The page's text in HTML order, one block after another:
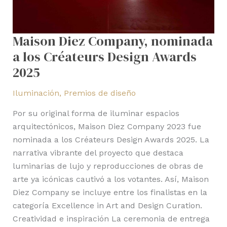
Maison Diez Company, nominada
a los Créateurs Design Awards
2025
Iluminación, Premios de diseño
Por su original forma de iluminar espacios
arquitectónicos, Maison Diez Company 2023 fue
nominada a los Créateurs Design Awards 2025. La
narrativa vibrante del proyecto que destaca
luminarias de lujo y reproducciones de obras de
arte ya icónicas cautivó a los votantes. Así, Maison
Diez Company se incluye entre los finalistas en la
categoría Excellence in Art and Design Curation.
Creatividad e inspiración La ceremonia de entrega